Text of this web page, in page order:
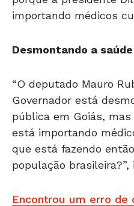
importando médicos
Desmontando a saúde
“O deputado Mauro
Governador está
pública em Goiás,
está importando
que está fazendo
população
Encontrou um erro de